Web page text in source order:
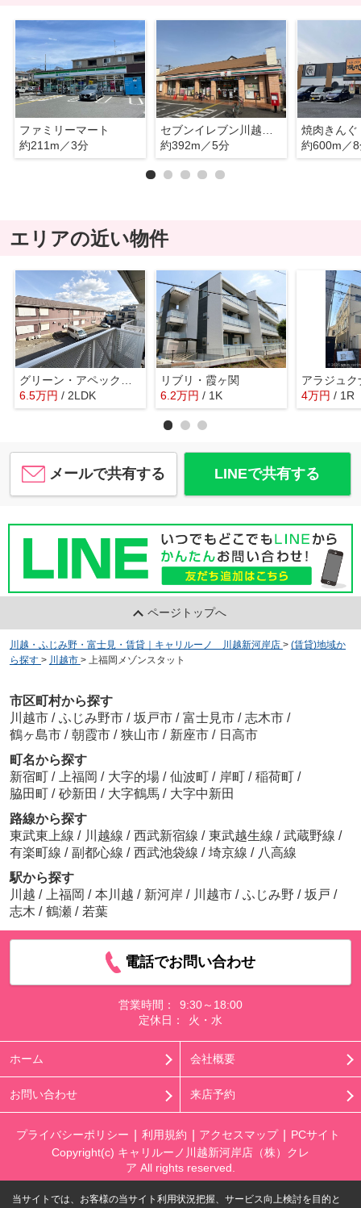
ファミリーマート
約211m／3分
約392m／5分
焼肉きんぐ
約600m／
エリアの近い物件
6.5万円 / 2LDK
リブリ・霞ヶ関
6.2万円 / 1K
アラジュ
4万円 / 1R
メールで共有する LINEで共有する
ページトップへ
川越・ふじみ野・富士見・賃貸｜キャリルーノ 川越新河岸店 > (賃貸)地域か
ら探す > 川越市 > 上福岡メゾンスタット
市区町村から探す
川越市 / ふじみ野市 / 坂戸市 / 富士見市 / 志木市 /
鶴ヶ島市 / 朝霞市 / 狭山市 / 新座市 / 日高市
町名から探す
新宿町 / 上福岡 / 大字的場 / 仙波町 / 岸町 / 稲荷町 /
脇田町 / 砂新田 / 大字鶴馬 / 大字中新田
路線から探す
東武東上線 / 川越線 / 西武新宿線 / 東武越生線 / 武蔵野線 /
有楽町線 / 副都心線 / 西武池袋線 / 埼京線 / 八高線
駅から探す
川越 / 上福岡 / 本川越 / 新河岸 / 川越市 / ふじみ野 / 坂戸 /
志木 / 鶴瀬 / 若葉
電話でお問い合わせ
営業時間：
9:30～18:00
定休日：
火・水
ホーム 会社概要
お問い合わせ 来店予約
プライバシーポリシー 利用規約 アクセスマップ
PCサイト
Copyright(c) キャリルーノ川越新河岸店（株）クレ
ア All rights reserved.
当サイトでは、お客様の当サイト利用状況把握、サービス向上検討を目的と